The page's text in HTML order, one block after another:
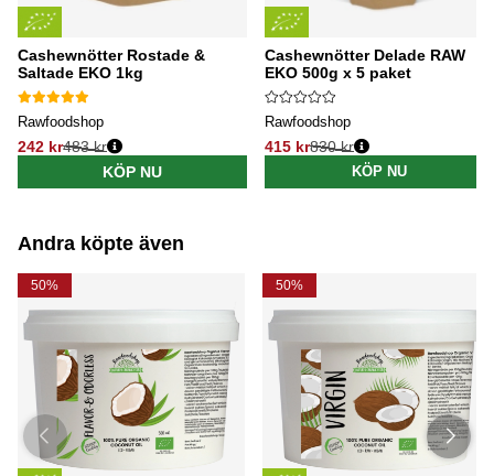
Cashewnötter Rostade &
Saltade EKO 1kg
Rawfoodshop
242 kr
Ordinarie pris:
483 kr
KÖP NU
Cashewnötter Delade RAW
EKO 500g x 5 paket
Rawfoodshop
415 kr
Ordinarie pris:
830 kr
KÖP NU
Andra köpte även
50% 50%